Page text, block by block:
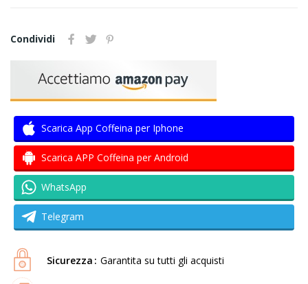
Condividi
Scarica App Coffeina per Iphone
Scarica APP Coffeina per Android
WhatsApp
Telegram
Sicurezza Garantita su tutti gli acquisti